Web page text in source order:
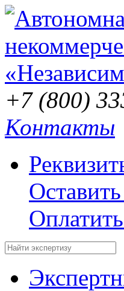
+7 (800)
Контакты